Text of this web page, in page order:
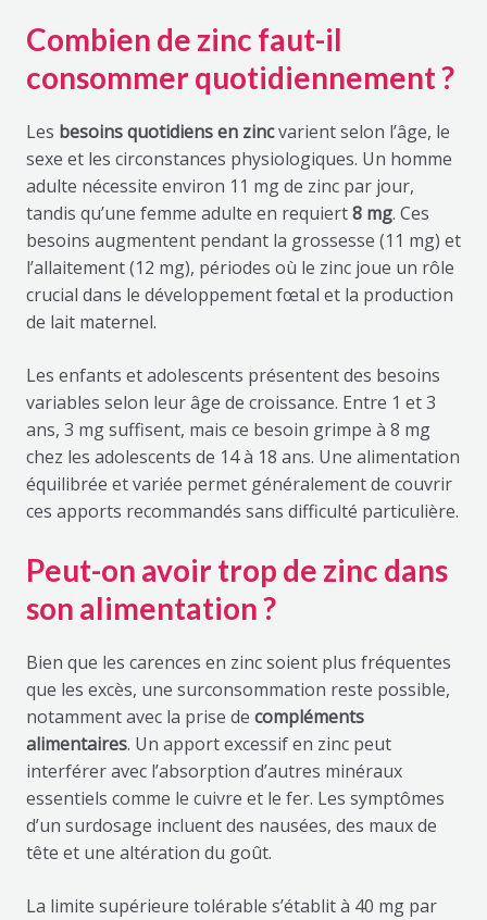
Combien de zinc faut-il
consommer quotidiennement ?
Les besoins quotidiens en zincvarient selon l’âge, le
sexe et les circonstances physiologiques. Un homme
adulte nécessite environ 11 mg de zinc par jour,
tandis qu’une femme adulte en requiert8 mg. Ces
besoins augmentent pendant la grossesse (11 mg) et
l’allaitement (12 mg), périodes où le zinc joue un rôle
crucial dans le développement fœtal et la production
de lait maternel.
Les enfants et adolescents présentent des besoins
variables selon leur âge de croissance. Entre 1 et 3
ans, 3 mg suffisent, mais ce besoin grimpe à 8 mg
chez les adolescents de 14 à 18 ans. Une alimentation
équilibrée et variée permet généralement de couvrir
ces apports recommandés sans difficulté particulière.
Peut-on avoir trop de zinc dans
son alimentation ?
Bien que les carences en zinc soient plus fréquentes
que les excès, une surconsommation reste possible,
notamment avec la prise de compléments
alimentaires. Un apport excessif en zinc peut
interférer avec l’absorption d’autres minéraux
essentiels comme le cuivre et le fer. Les symptômes
d’un surdosage incluent des nausées, des maux de
tête et une altération du goût.
La limite supérieure tolérable s’établit à 40 mg par